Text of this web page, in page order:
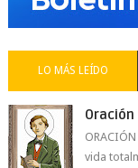
LO MÁS LEÍDO
vida